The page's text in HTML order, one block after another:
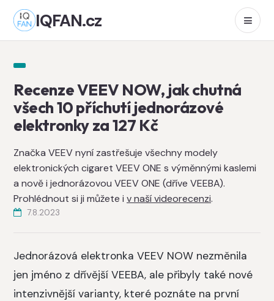
IQFAN.cz
Recenze VEEV NOW, jak chutná
všech 10 příchutí jednorázové
elektronky za 127 Kč
Značka VEEV nyní zastřešuje všechny modely
elektronických cigaret VEEV ONE s výměnnými kaslemi
a nově i jednorázovou VEEV ONE (dříve VEEBA).
Prohlédnout si ji můžete i v naší videorecenzi.
7.8.2023
Jednorázová elektronka VEEV NOW nezměnila
jen jméno z dřívější VEEBA, ale přibyly také nové
intenzivnější varianty, které poznáte na první